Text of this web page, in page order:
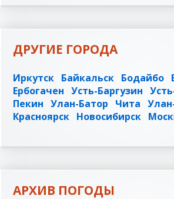
ДРУГИЕ ГОРОДА
Иркутск Байкальск Бодайбо
Ербогачен Усть-Баргузин
Пекин Улан-Батор Чита
Красноярск Новосибирск
АРХИВ ПОГОДЫ